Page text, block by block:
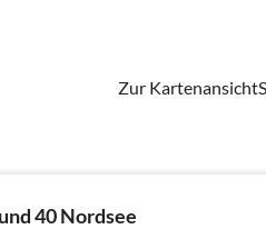
Zur Kartenansicht
40 Nordsee